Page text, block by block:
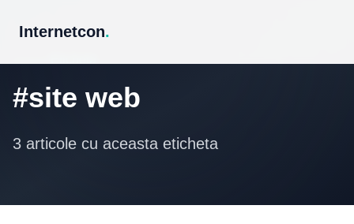
Internetcon.
#site web
3 articole cu aceasta eticheta